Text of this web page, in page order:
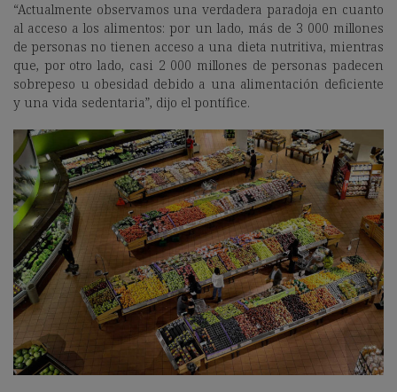
“Actualmente observamos una verdadera paradoja en cuanto
al acceso a los alimentos: por un lado, más de 3 000 millones
de personas no tienen acceso a una dieta nutritiva, mientras
que, por otro lado, casi 2 000 millones de personas padecen
sobrepeso u obesidad debido a una alimentación deficiente
y una vida sedentaria”, dijo el pontífice.